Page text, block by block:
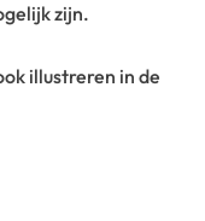
zijn.
illustreren in de